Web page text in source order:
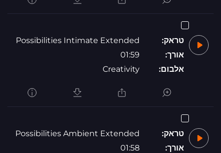
טראק:
Possibilities Intimate Extended
אורך:
01:59
אלבום:
Creativity
טראק:
Possibilities Ambient Extended
אורך:
01:58